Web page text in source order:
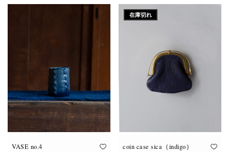
VASE no.4
在庫切れ
coin case sica（indigo）